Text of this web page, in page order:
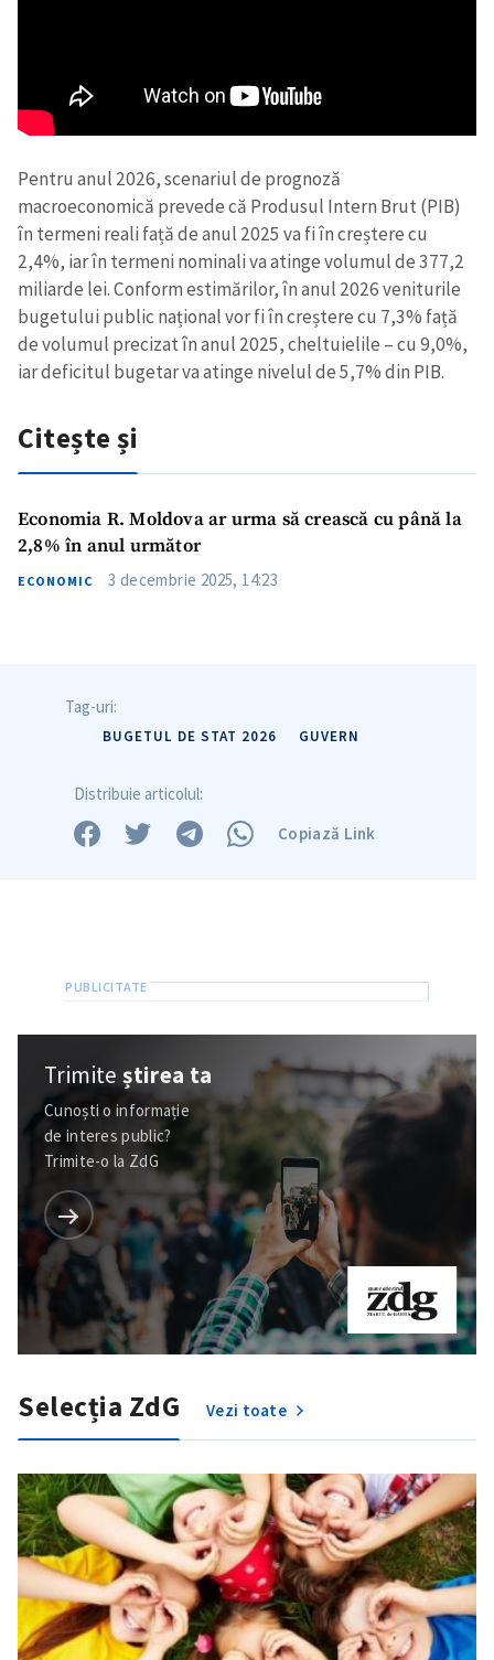
Pentru anul 2026, scenariul de prognoză
macroeconomică prevede că Produsul Intern Brut (PIB)
în termeni reali față de anul 2025 va fi în creștere cu
2,4%, iar în termeni nominali va atinge volumul de 377,2
miliarde lei. Conform estimărilor, în anul 2026 veniturile
bugetului public național vor fi în creștere cu 7,3% față
de volumul precizat în anul 2025, cheltuielile – cu 9,0%,
iar deficitul bugetar va atinge nivelul de 5,7% din PIB.
Citește și
Economia R. Moldova ar urma să crească cu până la
2,8% în anul următor
ECONOMIC 3 decembrie 2025, 14:23
Tag-uri:
BUGETUL DE STAT 2026 GUVERN
Distribuie articolul:
Copiază Link
Trimiteștirea ta
Cunoști o informație
de interes public?
Trimite-o la ZdG
Selecția ZdG Vezi toate
ȘTIREA MEA
Titlu știre
+ Adaugă titlu